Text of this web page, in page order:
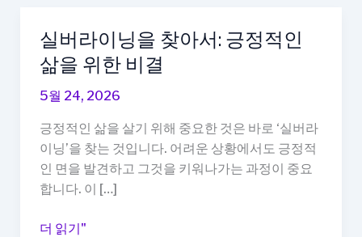
실버라이닝을 찾아서: 긍정적인
삶을 위한 비결
5월 24, 2026
긍정적인 삶을 살기 위해 중요한 것은 바로 ‘실버라
이닝’을 찾는 것입니다. 어려운 상황에서도 긍정적
인 면을 발견하고 그것을 키워나가는 과정이 중요
합니다. 이 […]
실
더 읽기"